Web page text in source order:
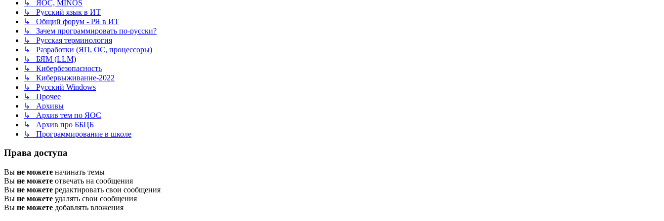
↳ ЯОС, MINOS
↳ Русский язык в ИТ
↳ Общий форум - РЯ в ИТ
↳ Зачем программировать по-русски?
↳ Русская терминология
↳ Разработки (ЯП, ОС, процессоры)
↳ БЯМ (LLM)
↳ Кибербезопасность
↳ Кибервыживание-2022
↳ Русский Windows
↳ Прочее
↳ Архивы
↳ Архив тем по ЯОС
↳ Архив про ББЦБ
↳ Программирование в школе
Права доступа
Вы не можете начинать темы
Вы не можете отвечать на сообщения
Вы не можете редактировать свои сообщения
Вы не можете удалять свои сообщения
Вы не можете добавлять вложения